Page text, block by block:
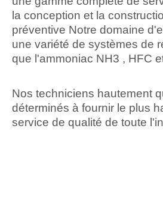
la conception et la
préventive Notre domaine
une variété de systèmes de
que l'ammoniac NH3 , HFC
Nos techniciens hautement
déterminés à fournir le plus
service de qualité de toute